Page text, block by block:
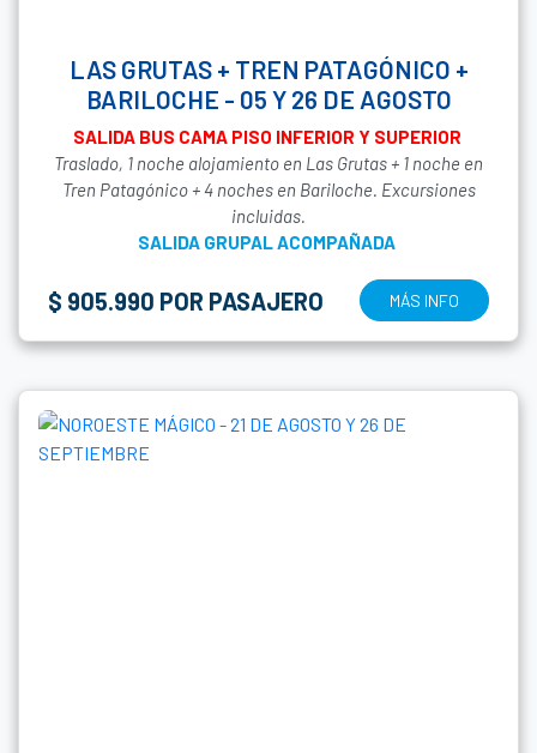
LAS GRUTAS + TREN PATAGÓNICO +
BARILOCHE - 05 Y 26 DE AGOSTO
SALIDA BUS CAMA PISO INFERIOR Y SUPERIOR
Traslado, 1 noche alojamiento en Las Grutas + 1 noche en
Tren Patagónico + 4 noches en Bariloche. Excursiones
incluidas.
SALIDA GRUPAL ACOMPAÑADA
$ 905.990 POR PASAJERO MÁS INFO